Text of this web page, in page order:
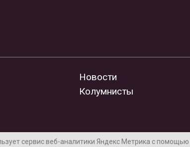
Новости
Колумнисты
сервис веб-аналитики Яндекс Метрика с помощью